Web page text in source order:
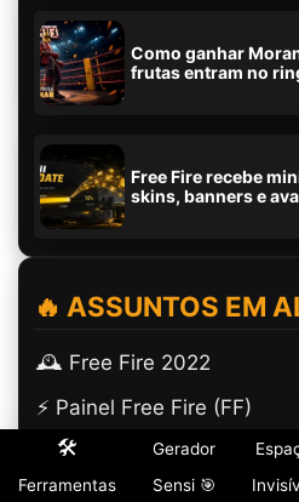
Como ganhar
frutas entram no
Free Fire recebe
skins, banners e
🔥 ASSUNTOS EM
🕰️ Free Fire 2022
⚡ Painel Free Fire (FF)
✅ Verificado Free Fire
🎮 Nomes Free Fire
🛠️
Ferramentas
Gerador
Sensi 🎯